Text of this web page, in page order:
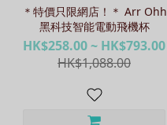
＊特價只限網店！＊ Arr Ohh
黑科技智能電動飛機杯
HK$258.00 ~ HK$793.00
HK$1,088.00